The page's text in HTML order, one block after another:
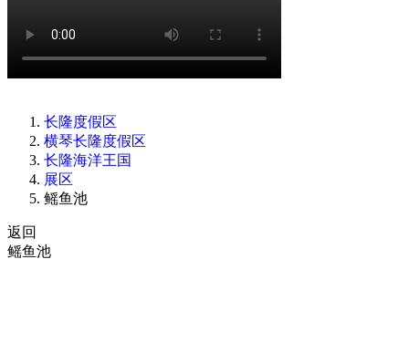
长隆度假区
横琴长隆度假区
长隆海洋王国
展区
鳐鱼池
返回
鳐鱼池